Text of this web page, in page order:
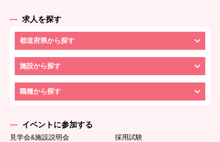
求人を探す
都道府県から探す
施設から探す
職種から探す
イベントに参加する
見学会&施設説明会
採用試験